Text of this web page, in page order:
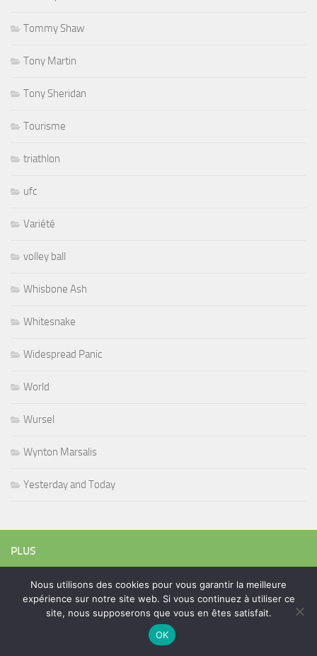
Tommy Shaw
Tony Martin
Tony Sheridan
Tourisme
triathlon
ufc
Variété
volley ball
Whisbone Ash
Whitesnake
Widespread Panic
World
Wursel
Wynton Marsalis
Yesterday and Today
PLUS
Rechercher :
Nous utilisons des cookies pour vous garantir la meilleure
expérience sur notre site web. Si vous continuez à utiliser ce
site, nous supposerons que vous en êtes satisfait.
OK